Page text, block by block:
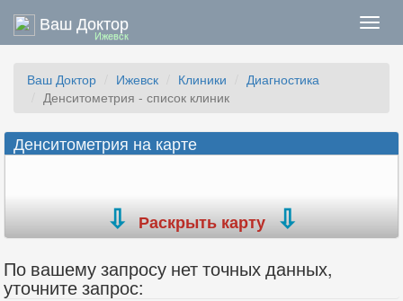
Ваш Доктор
Ижевск
Ваш Доктор Ижевск Клиники
Диагностика
Денситометрия - список клиник
Денситометрия на карте
Раскрыть карту
По вашему запросу нет точных данных,
уточните запрос: